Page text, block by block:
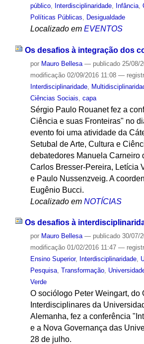
público, Interdisciplinaridade, Infância,
Políticas Públicas
Desigualdade
Localizado em EVENTOS
Os desafios à integração dos
por Mauro Bellesa — publicado25/08/
modificação02/09/2016 11:08 —
Interdisciplinaridade,
Ciências Sociais capa
Sérgio Paulo Rouanet fez a
Ciência e suas Fronteiras" no
evento foi uma atividade da
Setubal de Arte, Cultura e
debatedores Manuela Carneiro
Carlos Bresser-Pereira, Letícia
e Paulo Nussenzveig. A
Eugênio Bucci.
Localizado em NOTÍCIAS
Os desafios à
por Mauro Bellesa — publicado30/07/
modificação01/02/2016 11:47 —
Ensino Superior, Interdisciplinaridade,
Pesquisa, Transformação,
Verde
O sociólogo Peter Weingart, do
Interdisciplinares da
Alemanha, fez a conferência
e a Nova Governança das
28 de julho.